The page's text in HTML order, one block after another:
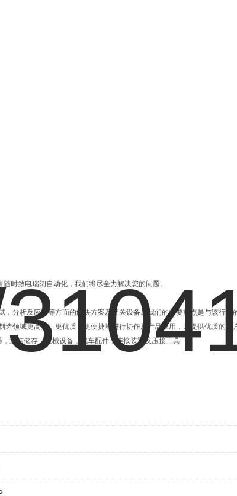
时致电瑞阔自动化，我们将尽全力解决您的问题。
，分析及应用等方面的解决方案及相关设备。我们的主要重点是与该行业
造领域更高效，更优质，更便捷地进行协作及产品应用，以提供优质的用
通信储存，机械设备，汽车配件，连接装置及压接工具